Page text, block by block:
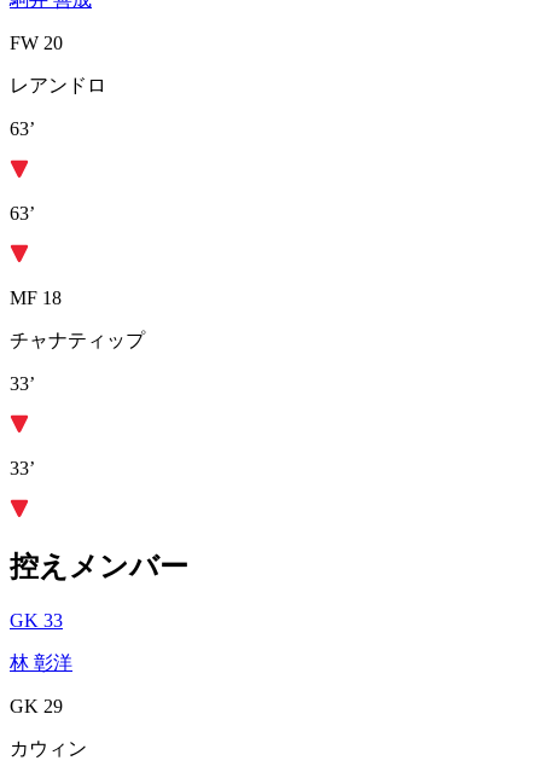
FW 20
レアンドロ
63’
63’
MF 18
チャナティップ
33’
33’
控えメンバー
GK 33
林 彰洋
GK 29
カウィン